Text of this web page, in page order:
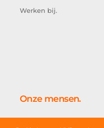
Werken bij.
Onze mensen.